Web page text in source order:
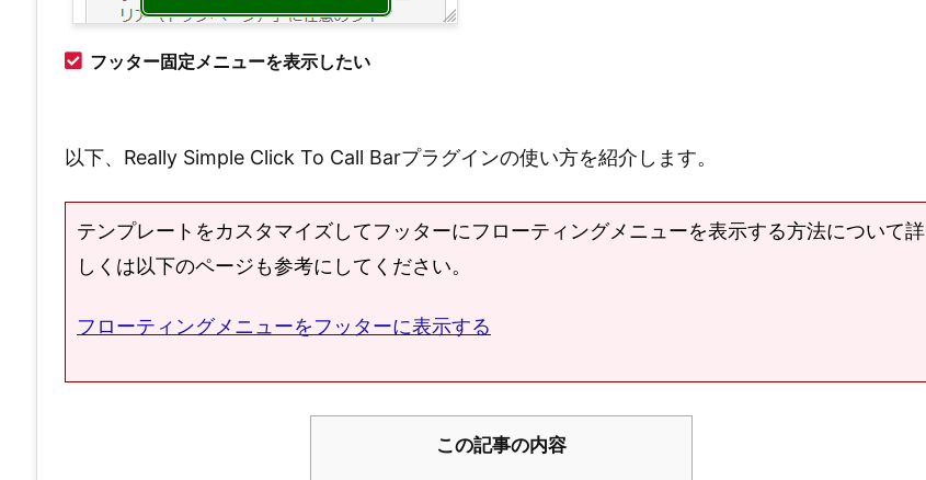
フッター固定メニューを表示したい
以下、Really Simple Click To Call Barプラグインの使い方を紹介します。
テンプレートをカスタマイズしてフッターにフローティングメニューを表示する方法について詳
しくは以下のページも参考にしてください。
フローティングメニューをフッターに表示する
この記事の内容